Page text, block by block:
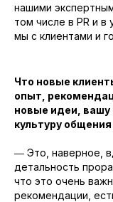
нашими
том числе в PR и в
мы с клиентами и
Что новые
опыт,
новые идеи, вашу
культуру общения
― Это, наверное,
детальность
что это очень
рекомендации,